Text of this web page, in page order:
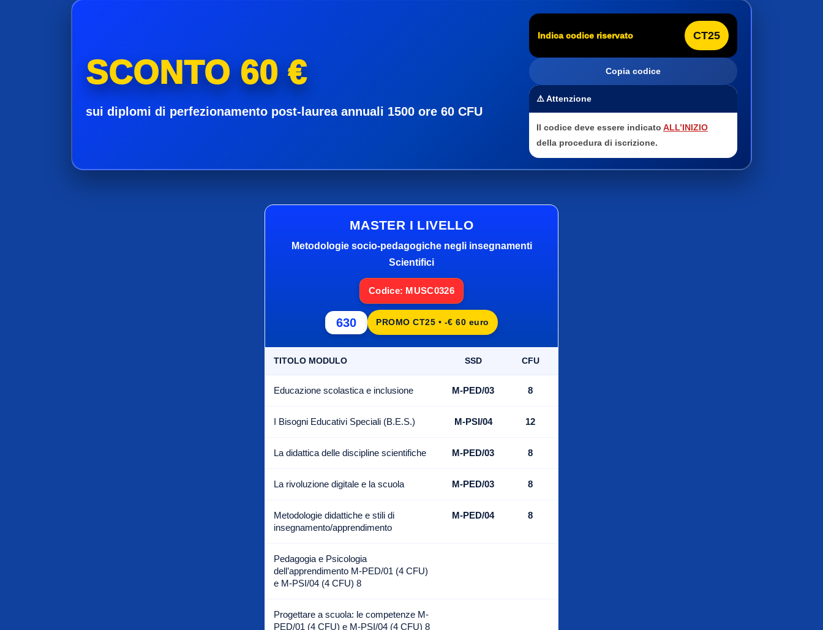
SCONTO 60 €
sui diplomi di perfezionamento post-laurea annuali 1500 ore 60 CFU
Indica codice riservato CT25
Copia codice
⚠️ Attenzione
Il codice deve essere indicatoALL’INIZIO
della procedura di iscrizione.
MASTER I LIVELLO
Metodologie socio-pedagogiche negli insegnamenti
Scientifici
Codice: MUSC0326
630 PROMO CT25 • -€ 60 euro
TITOLO MODULO SSD CFU
Educazione scolastica e inclusione M-PED/03 8
I Bisogni Educativi Speciali (B.E.S.) M-PSI/04 12
La didattica delle discipline scientifiche M-PED/03 8
La rivoluzione digitale e la scuola M-PED/03 8
Metodologie didattiche e stili di
insegnamento/apprendimento
M-PED/04 8
Pedagogia e Psicologia
dell’apprendimento M-PED/01 (4 CFU)
e M-PSI/04 (4 CFU) 8
Progettare a scuola: le competenze M-
PED/01 (4 CFU) e M-PSI/04 (4 CFU) 8